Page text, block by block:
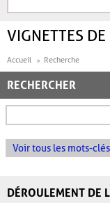
FORMULAIRE DE
VIGNETTES
Accueil Recherche
RECHERCHER
Voir tous les mots-clés
DÉROULEMENT DE